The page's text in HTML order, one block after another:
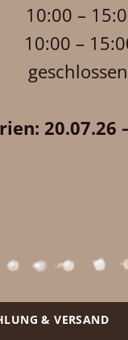
–
–
20.07.26
& VERSAND